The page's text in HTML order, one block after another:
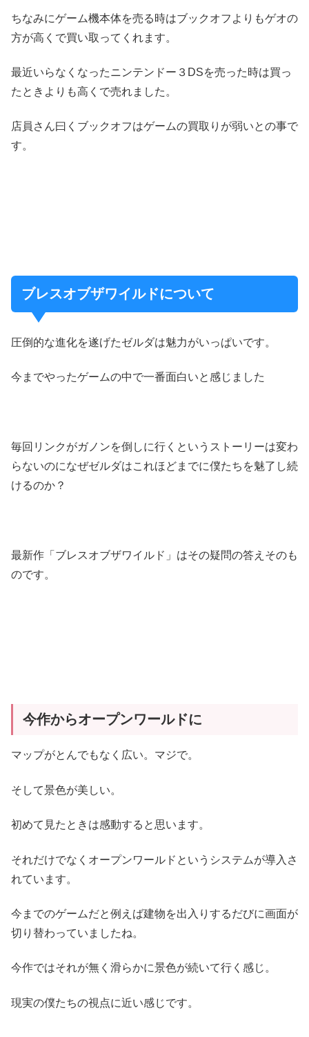
ちなみにゲーム機本体を売る時はブックオフよりもゲオの
方が高くで買い取ってくれます。
最近いらなくなったニンテンドー３DSを売った時は買っ
たときよりも高くで売れました。
店員さん曰くブックオフはゲームの買取りが弱いとの事で
す。
ブレスオブザワイルドについて
圧倒的な進化を遂げたゼルダは魅力がいっぱいです。
今までやったゲームの中で一番面白いと感じました
毎回リンクがガノンを倒しに行くというストーリーは変わ
らないのになぜゼルダはこれほどまでに僕たちを魅了し続
けるのか？
最新作「ブレスオブザワイルド」はその疑問の答えそのも
のです。
今作からオープンワールドに
マップがとんでもなく広い。マジで。
そして景色が美しい。
初めて見たときは感動すると思います。
それだけでなくオープンワールドというシステムが導入さ
れています。
今までのゲームだと例えば建物を出入りするだびに画面が
切り替わっていましたね。
今作ではそれが無く滑らかに景色が続いて行く感じ。
現実の僕たちの視点に近い感じです。